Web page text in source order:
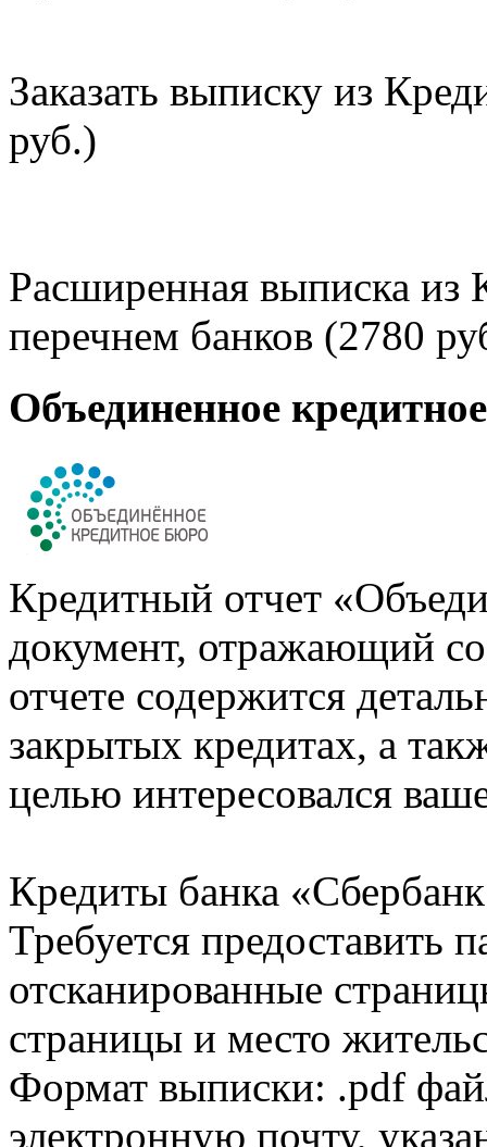
Заказать выписку из
руб.)
Расширенная выписка из
перечнем банков (2780
Объединенное
Кредитный отчет
документ, отражающий
отчете содержится
закрытых кредитах, а
целью интересовался
Кредиты банка
Требуется предоставить
отсканированные
страницы и место
Формат выписки: .pdf
электронную почту,